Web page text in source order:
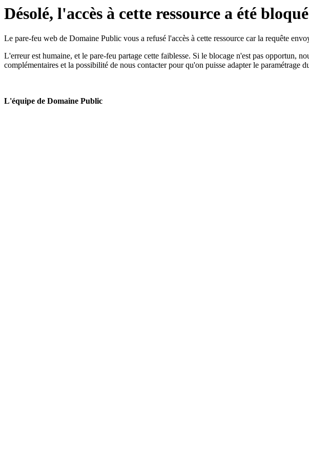
Désolé, l'accès à cette ressource a été bloqué
Le pare-feu web de Domaine Public vous a refusé l'accès à cette ressource car la requête
L'erreur est humaine, et le pare-feu partage cette faiblesse. Si le blocage n'est pas opportun,
complémentaires et la possibilité de nous contacter pour qu'on puisse adapter le paramétrage
L'équipe de Domaine Public